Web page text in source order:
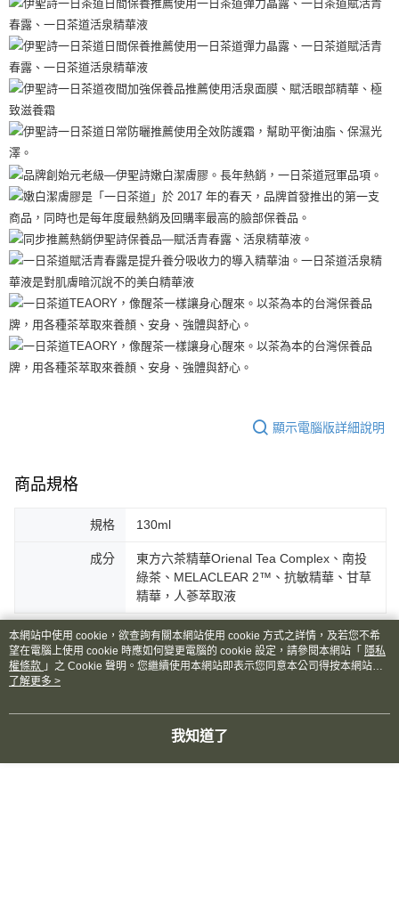
【關於「AFTEE先享後付」】
AFTEE先享後付是「在收到商品之後才付款」的支付方式。 讓您購物簡單
便利好安心！
１．簡單：不需註冊會員、不需綁卡、不需儲值。
２．便利：只要手機號碼，簡訊認證，即可結帳。
３．安心：先確認商品／服務後，再付款。
【「AFTEE先享後付」結帳流程】
１．於結帳方式選擇「AFTEE先享後付」後，將跳轉至「AFTEE先享後付」
結帳頁面，進行簡訊認證並確認金額後，即可完成結帳。
２．訂單成立數日內，您將收到繳費通知簡訊。
３．收到繳費通知簡訊後14天內，點擊此簡訊中的連結，可透過四大超商／
ATM／網路銀行／等多元方式進行付款，方視為交易完成。
※ 請注意：結帳手續完成當下不需立刻繳費，但若您需要取消訂單，請聯絡
購買商品的店家。未經商家同意取消之訂單仍視為有效，需透過AFTEE先享
後付繳納相關費用。
※ 交易是否成功請以「AFTEE先享後付 」之結帳頁面顯示為準，若有關於
是否繳費成功／繳費後需取消欲退款等相關疑問，請聯繫「AFTEE先享後付
客戶支援中心」https://netprotections.freshdesk.com/support/home
【注意事項】
１．透過由恩沛科技股份有限公司提供之「AFTEE先享後付」服務完成之交
易，需依本服務之必要範圍內提供個人資料，並將交易相關給付款項請求債
權轉讓予恩沛科技股份有限公司。
３．未成年的使用者請事先徵得法定代理人或監護人之同意方可使用
時審查核予不同之上限額度；若仍有額度不足之情形，本公司將視審查結果
５．嚴禁一人註冊多個帳號或使用他人資訊註冊。若發現惡意使用之情形，
ATM付款
運送方式
全家取貨付款
每筆NT$130，滿NT$2,000(含以上)免運費
付款後全家取貨
每筆NT$130，滿NT$2,000(含以上)免運費
每筆NT$130，滿NT$2,000(含以上)免運費
付款後7-11取貨
每筆NT$130，滿NT$2,000(含以上)免運費
宅配
每筆NT$100，滿NT$1,800(含以上)免運費
顯示電腦版詳細說明
商品規格
規格 130ml
成分
東方六茶精華Orienal Tea Complex、南投
綠茶、MELACLEAR 2™、抗敏精華、甘草
精華，人蔘萃取液
臉部保養
本網站中使用 cookie，欲查詢有關本網站使用 cookie 方式之詳情，及若您不希
望在電腦上使用 cookie 時應如何變更電腦的 cookie 設定，請參閱本網站「 隱私
權條款 」之 Cookie 聲明。您繼續使用本網站即表示您同意本公司得按本網站使
用條款之 Cookie 聲明使用 cookie。
了解更多 >
我知道了